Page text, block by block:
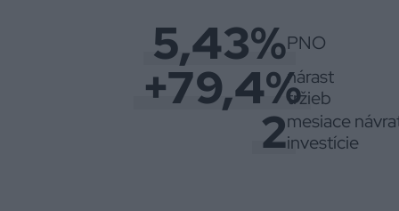
5,43%PNO
+79,4%nárast
tržieb
2mesiace
investície